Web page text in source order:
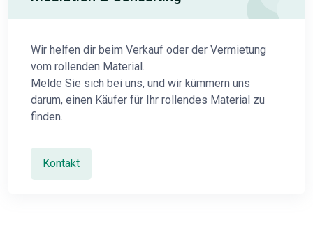
Wir helfen dir beim Verkauf oder der Vermietung
vom rollenden Material.
Melde Sie sich bei uns, und wir kümmern uns
darum, einen Käufer für Ihr rollendes Material zu
finden.
Kontakt